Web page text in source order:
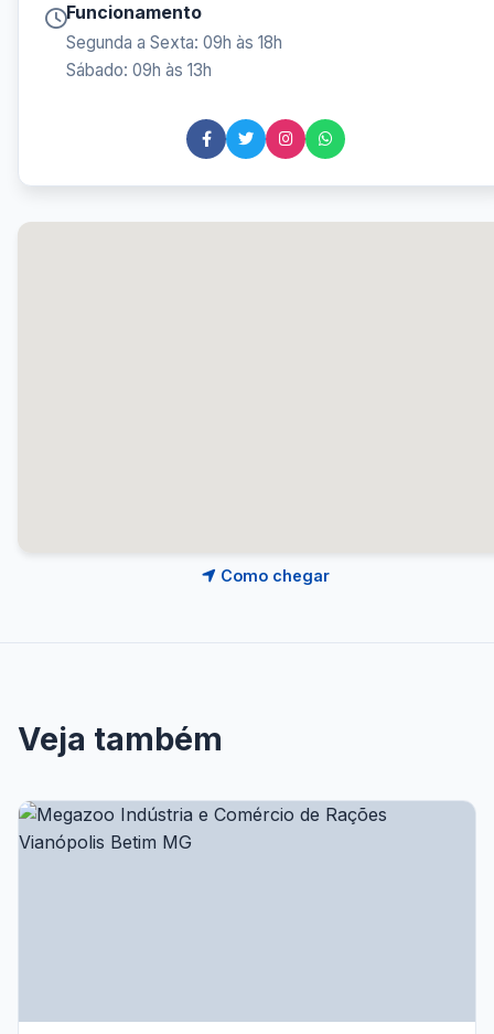
Funcionamento
Segunda a Sexta: 09h às 18h
Sábado: 09h às 13h
Como chegar
Veja também